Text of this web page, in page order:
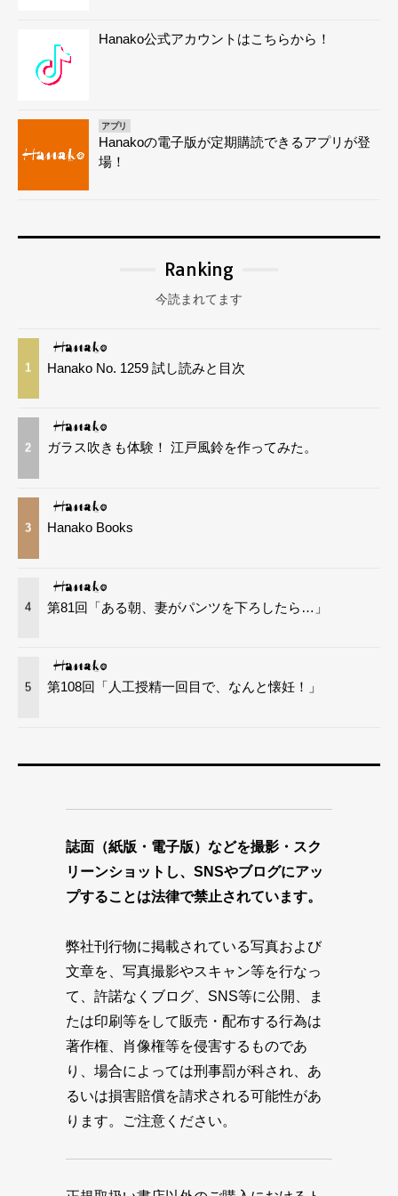
Hanako公式アカウントはこちらから！
アプリ
Hanakoの電子版が定期購読できるアプリが登
場！
Ranking
今読まれてます
1 Hanako No. 1259 試し読みと目次
2 ガラス吹きも体験！ 江戸風鈴を作ってみた。
3 Hanako Books
4 第81回「ある朝、妻がパンツを下ろしたら…」
5 第108回「人工授精一回目で、なんと懐妊！」
誌面（紙版・電子版）などを撮影・スク
リーンショットし、SNSやブログにアッ
プすることは法律で禁止されています。
弊社刊行物に掲載されている写真および
文章を、写真撮影やスキャン等を行なっ
て、許諾なくブログ、SNS等に公開、ま
たは印刷等をして販売・配布する行為は
著作権、肖像権等を侵害するものであ
り、場合によっては刑事罰が科され、あ
るいは損害賠償を請求される可能性があ
ります。ご注意ください。